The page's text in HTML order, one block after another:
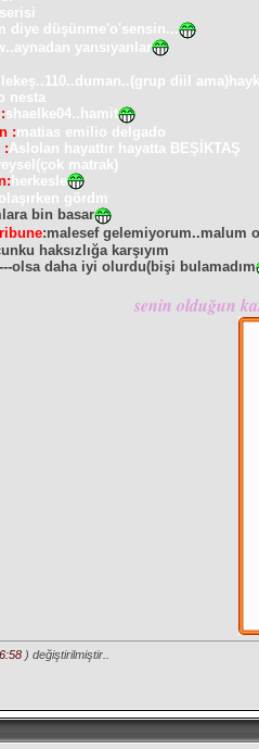
diye düşünme'o'sensin...
yansıyanlar
diil
nesta
shaelke04..hamit
:matias emilio delgado
:Aslolan hayattır hayatta BEŞİKTAŞ
matrak)
herkesle
gördm
bin basar
:malesef gelemiyorum..malum
haksızlığa karşıyım
olsa daha iyi olurdu(bişi bulamadım
senin olduğun
) değiştirilmiştir..